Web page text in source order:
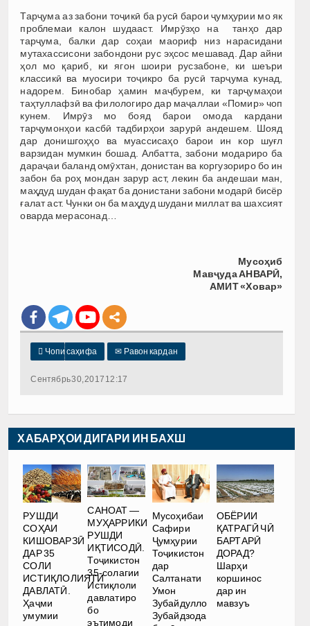
Тарҷума аз забони тоҷикӣ ба русӣ барои ҷумҳурии мо як
проблемаи калон шудааст. Имрӯзҳо на танҳо дар
тарҷума, балки дар соҳаи маориф низ нарасидани
мутахассисони забондони рус эҳсос мешавад. Дар айни
ҳол мо қариб, ки ягон шоири русзабоне, ки шеъри
классикӣ ва муосири тоҷикро ба русӣ тарҷума кунад,
надорем. Бинобар ҳамин маҷбурем, ки тарҷумаҳои
таҳтуллафзӣ ва филологиро дар маҷаллаи «Помир» чоп
кунем. Имрӯз мо бояд барои омода кардани
тарҷумонҳои касбӣ тадбирҳои зарурӣ андешем. Шояд
дар донишгоҳҳо ва муассисаҳо барои ин кор шуғл
варзидан мумкин бошад. Албатта, забони модариро ба
дараҷаи баланд омӯхтан, донистан ва коргузориро бо ин
забон ба роҳ мондан зарур аст, лекин ба андешаи ман,
маҳдуд шудан фақат ба донистани забони модарӣ бисёр
ғалат аст. Чунки он ба маҳдуд шудани миллат ва шахсият
оварда мерасонад…
Мусоҳиб
Мавҷуда АНВАРӢ,
АМИТ «Ховар»
 Чопи саҳифа ✉ Равон кардан
Сентябрь 30, 2017 12:17
ХАБАРҲОИ ДИГАРИ ИН БАХШ
РУШДИ
СОҲАИ
КИШОВАРЗӢ
ДАР 35
СОЛИ
ИСТИҚЛОЛИЯТИ
ДАВЛАТӢ.
Ҳаҷми
умумии
САНОАТ —
МУҲАРРИКИ
РУШДИ
ИҚТИСОДӢ.
Тоҷикистон
35-солагии
Истиқлоли
давлатиро
бо
эътимоди
Мусоҳибаи
Сафири
Ҷумҳурии
Тоҷикистон
дар
Салтанати
Умон
Зубайдулло
Зубайдзода
ОБЁРИИ
ҚАТРАГӢ ЧӢ
БАРТАРӢ
ДОРАД?
Шарҳи
коршинос
дар ин
мавзуъ